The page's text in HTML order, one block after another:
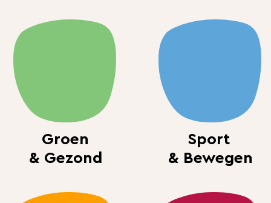
Sport
& Bewegen
Groen
& Gezond